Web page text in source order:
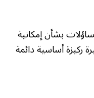
بشأن إمكانية
ركيزة أساسية دائمة